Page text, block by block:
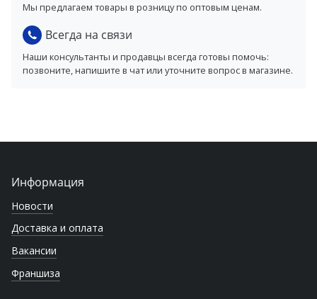
Мы предлагаем товары в розницу по оптовым ценам.
Всегда на связи
Наши консультанты и продавцы всегда готовы помочь:
позвоните, напишите в чат или уточните вопрос в магазине.
Информация
Новости
Доставка и оплата
Вакансии
Франшиза